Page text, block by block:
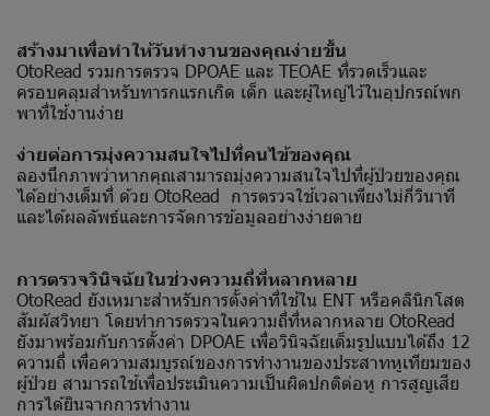
สร้างมาเพื่อทำให้วันทำงานของคุณง่ายขึ้น
OtoRead รวมการตรวจ DPOAE และ TEOAE ที่รวดเร็วและ
ครอบคลุมสำหรับทารกแรกเกิด เด็ก และผู้ใหญ่ไว้ในอุปกรณ์พก
พาที่ใช้งานง่าย
ง่ายต่อการมุ่งความสนใจไปที่คนไข้ของคุณ
ลองนึกภาพว่าหากคุณสามารถมุ่งความสนใจไปที่ผู้ป่วยของคุณ
ได้อย่างเต็มที่ ด้วย OtoRead การตรวจใช้เวลาเพียงไม่กี่วินาที
และได้ผลลัพธ์และการจัดการข้อมูลอย่างง่ายดาย
การตรวจวินิจฉัยในช่วงความถี่ที่หลากหลาย
OtoRead ยังเหมาะสำหรับการตั้งค่าที่ใช้ใน ENT หรือคลินิกโสต
สัมผัสวิทยา โดยทำการตรวจในความถี่ที่หลากหลาย OtoRead
ยังมาพร้อมกับการตั้งค่า DPOAE เพื่อวินิจฉัยเต็มรูปแบบได้ถึง 12
ความถี่ เพื่อความสมบูรณ์ของการทำงานของประสาทหูเทียมของ
ผู้ป่วย สามารถใช้เพื่อประเมินความเป็นผิดปกติต่อหู การสูญเสีย
การได้ยินจากการทำงาน